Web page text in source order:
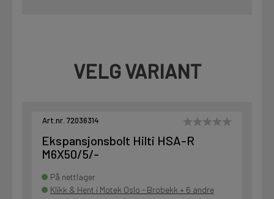
VELG VARIANT
Art.nr. 72036314
Ekspansjonsbolt Hilti HSA-R
M6X50/5/-
På nettlager
Klikk & Hent i Motek Oslo - Brobekk + 6 andre